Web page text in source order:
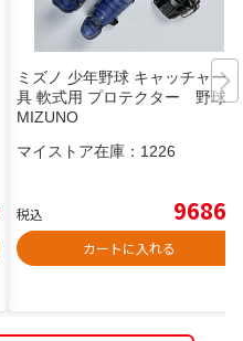
ミズノ 少年野球 キャッチャー防
具 軟式用 プロテクター 野球
MIZUNO
マイストア在庫： 1226
税込 9686
カートに入れる